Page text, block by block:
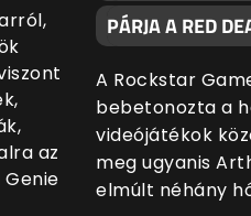
az
PÁRJA A RED
A Rockstar
bebetonozta a
videójátékok
meg ugyanis
elmúlt néhány